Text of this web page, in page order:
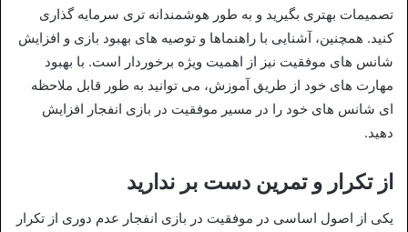
تصمیمات بهتری بگیرید و به طور هوشمندانه‌ تری سرمایه‌ گذاری
کنید. همچنین، آشنایی با راهنماها و توصیه‌ های بهبود بازی و افزایش
شانس‌ های موفقیت نیز از اهمیت ویژه برخوردار است. با بهبود
مهارت‌ های خود از طریق آموزش، می‌ توانید به طور قابل ملاحظه‌
ای شانس‌ های خود را در مسیر موفقیت در بازی انفجار افزایش
دهید.
از تکرار و تمرین دست بر ندارید
یکی از اصول اساسی در موفقیت در بازی انفجار عدم دوری از تکرار